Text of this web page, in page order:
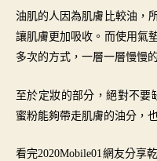
油肌的人因為肌膚比較油，
讓肌膚更加吸收。而使用氣
多次的方式，一層一層慢慢
至於定妝的部分，絕對不要
蜜粉能夠帶走肌膚的油分，
看完2020Mobile01網友分享